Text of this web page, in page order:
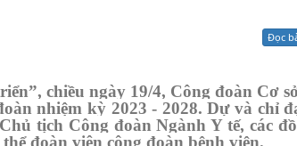
Đọc
chiều ngày 19/4, Công đoàn Cơ
nhiệm kỳ 2023 - 2028. Dự và chỉ
Chủ tịch Công đoàn Ngành Y tế, các
đoàn viên công đoàn bệnh viện.